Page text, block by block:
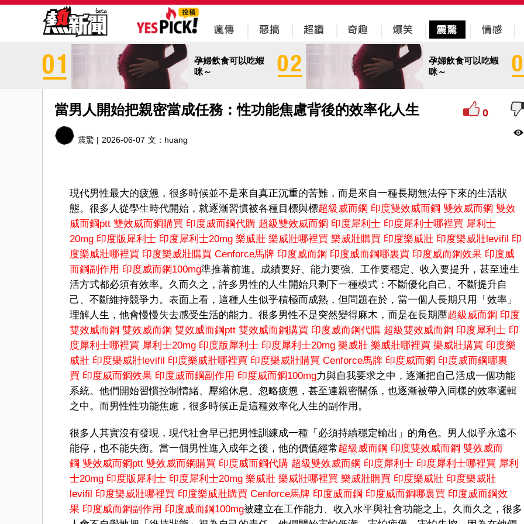
孕婦飲食可以吃蝦
咪～
孕婦飲食可以吃蝦
咪～
當男人開始把親密當成任務：性功能焦慮背後的效率化人生 0
震驚 | 2026-06-07 文： huang
現代男性最大的疲憊，很多時候並不是來自真正沉重的苦難，而是來自一種長期無法停下來的生活狀
態。很多人從學生時代開始，就逐漸習慣被各種目標與標超級威而鋼 印度雙效威而鋼 雙效威而鋼 雙效
威而鋼ptt 雙效威而鋼購買 印度威而鋼代購 超級雙效威而鋼 印度犀利士 印度犀利士哪裡買 犀利士
20mg 印度版犀利士 印度犀利士20mg 樂威壯 樂威壯哪裡買 樂威壯購買 印度樂威壯 印度樂威壯levifil 印
度樂威壯哪裡買 印度樂威壯購買 Cenforce馬牌 印度威而鋼 印度威而鋼哪裏買 印度威而鋼效果 印度威
而鋼副作用 印度威而鋼100mg準推著前進。成績要好、能力要強、工作要穩定、收入要提升，甚至連生
活方式都必須有效率。久而久之，許多男性的人生開始只剩下一種模式：不斷優化自己、不斷提升自
己、不斷維持競爭力。表面上看，這種人生似乎積極而成熟，但問題在於，當一個人長期只用「效率」
理解人生，他會慢慢失去感受生活的能力。很多男性不是突然變得麻木，而是在長期壓超級威而鋼 印度
雙效威而鋼 雙效威而鋼 雙效威而鋼ptt 雙效威而鋼購買 印度威而鋼代購 超級雙效威而鋼 印度犀利士 印
度犀利士哪裡買 犀利士20mg 印度版犀利士 印度犀利士20mg 樂威壯 樂威壯哪裡買 樂威壯購買 印度樂
威壯 印度樂威壯levifil 印度樂威壯哪裡買 印度樂威壯購買 Cenforce馬牌 印度威而鋼 印度威而鋼哪裏
買 印度威而鋼效果 印度威而鋼副作用 印度威而鋼100mg力與自我要求之中，逐漸把自己活成一個功能
系統。他們開始習慣控制情緒、壓縮休息、忽略疲憊，甚至連親密關係，也逐漸被帶入同樣的效率邏輯
之中。而男性性功能焦慮，很多時候正是這種效率化人生的副作用。
很多人其實沒有發現，現代社會早已把男性訓練成一種「必須持續穩定輸出」的角色。男人似乎永遠不
能停，也不能失衡。當一個男性進入成年之後，他的價值經常超級威而鋼 印度雙效威而鋼 雙效威而
鋼 雙效威而鋼ptt 雙效威而鋼購買 印度威而鋼代購 超級雙效威而鋼 印度犀利士 印度犀利士哪裡買 犀利
士20mg 印度版犀利士 印度犀利士20mg 樂威壯 樂威壯哪裡買 樂威壯購買 印度樂威壯 印度樂威壯
levifil 印度樂威壯哪裡買 印度樂威壯購買 Cenforce馬牌 印度威而鋼 印度威而鋼哪裏買 印度威而鋼效
果 印度威而鋼副作用 印度威而鋼100mg被建立在工作能力、收入水平與社會功能之上。久而久之，很多